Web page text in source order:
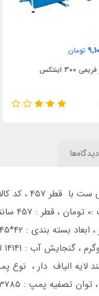
استخر
دیدگاه‌ها
اینتکس
الیاف دار ، نوع